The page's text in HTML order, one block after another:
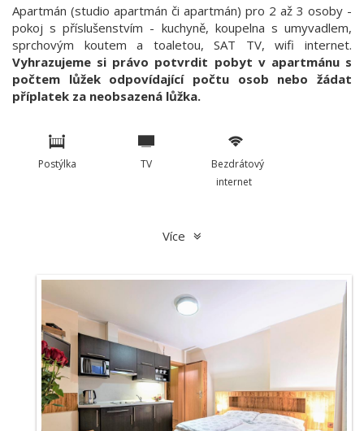
Apartmán (studio apartmán či apartmán) pro 2 až 3 osoby -
pokoj s příslušenstvím - kuchyně, koupelna s umyvadlem,
sprchovým koutem a toaletou, SAT TV, wifi internet.
Vyhrazujeme si právo potvrdit pobyt v apartmánu s
počtem lůžek odpovídající počtu osob nebo žádat
příplatek za neobsazená lůžka.
Postýlka TV
Bezdrátový
internet
Více